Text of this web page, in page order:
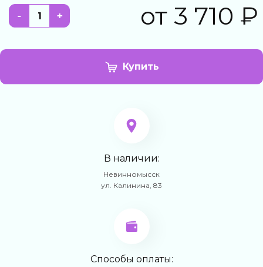
- + от 3 710 ₽
Купить
В наличии:
Невинномысск
ул. Калинина, 83
Способы оплаты: